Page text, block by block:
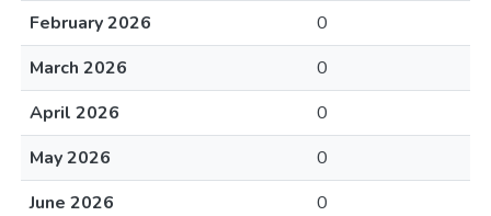
February 2026
0
March 2026
0
April 2026
0
May 2026
0
June 2026
0